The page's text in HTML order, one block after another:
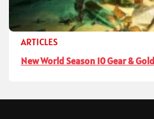
ARTICLES
New World Season 10 Gear &